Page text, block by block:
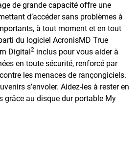
de grande capacité offre une
d’accéder sans problèmes à
à tout moment et en tout
du logiciel AcronisMD True
Digital2 inclus pour vous aider à
en toute sécurité, renforcé par
les menaces de rançongiciels.
s’envoler. Aidez-les à rester en
grâce au disque dur portable My